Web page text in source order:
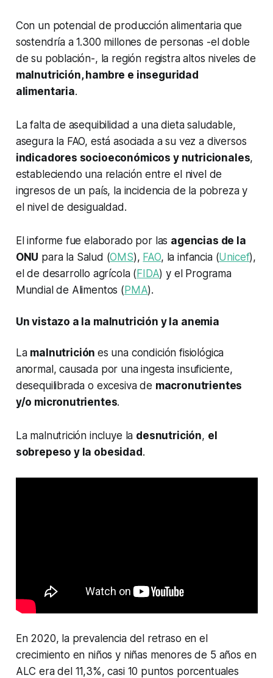
Con un potencial de producción alimentaria que
sostendría a 1.300 millones de personas -el doble
de su población-, la región registra altos niveles de
malnutrición, hambre e inseguridad
alimentaria.
La falta de asequibilidad a una dieta saludable,
asegura la FAO, está asociada a su vez a diversos
indicadores socioeconómicos y nutricionales,
estableciendo una relación entre el nivel de
ingresos de un país, la incidencia de la pobreza y
el nivel de desigualdad.
El informe fue elaborado por las agencias de la
ONU para la Salud (OMS), FAO, la infancia (Unicef),
el de desarrollo agrícola (FIDA) y el Programa
Mundial de Alimentos (PMA).
Un vistazo a la malnutrición y la anemia
La malnutrición es una condición fisiológica
anormal, causada por una ingesta insuficiente,
desequilibrada o excesiva de macronutrientes
y/o micronutrientes.
La malnutrición incluye la desnutrición, el
sobrepeso y la obesidad.
En 2020, la prevalencia del retraso en el
crecimiento en niños y niñas menores de 5 años en
ALC era del 11,3%, casi 10 puntos porcentuales